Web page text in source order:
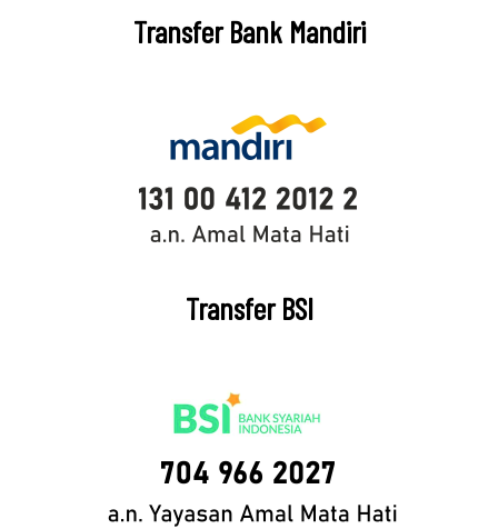
Transfer Bank Mandiri
Transfer BSI